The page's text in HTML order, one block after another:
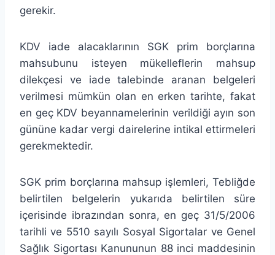
gerekir.
KDV iade alacaklarının SGK prim borçlarına
mahsubunu isteyen mükelleflerin mahsup
dilekçesi ve iade talebinde aranan belgeleri
verilmesi mümkün olan en erken tarihte, fakat
en geç KDV beyannamelerinin verildiği ayın son
gününe kadar vergi dairelerine intikal ettirmeleri
gerekmektedir.
SGK prim borçlarına mahsup işlemleri, Tebliğde
belirtilen belgelerin yukarıda belirtilen süre
içerisinde ibrazından sonra, en geç 31/5/2006
tarihli ve 5510 sayılı Sosyal Sigortalar ve Genel
Sağlık Sigortası Kanununun 88 inci maddesinin